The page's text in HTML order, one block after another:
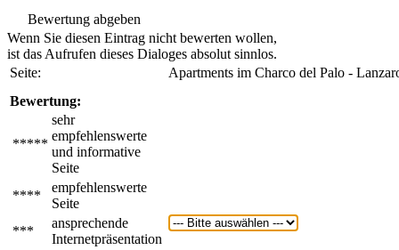
Bewertung abgeben
Wenn Sie diesen Eintrag nicht bewerten wollen,
ist das Aufrufen dieses Dialoges absolut sinnlos.
Seite:
Apartments im Charco del Palo -
Bewertung:
*****
sehr
empfehlenswerte
und informative
Seite
****
empfehlenswerte
Seite
***
ansprechende
Internetpräsentation